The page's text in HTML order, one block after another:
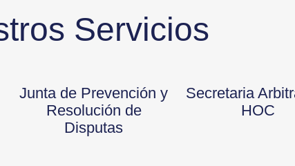
Servicios
Junta de Prevención y
Resolución de
Disputas
Secretaria
HOC